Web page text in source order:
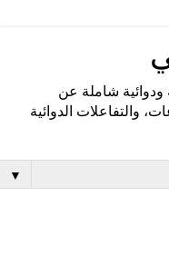
ودوائية شاملة عن
والتفاعلات الدوائية
▼